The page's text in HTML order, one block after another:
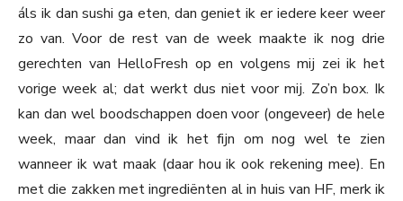
áls ik dan sushi ga eten, dan geniet ik er iedere keer weer
zo van. Voor de rest van de week maakte ik nog drie
gerechten van HelloFresh op en volgens mij zei ik het
vorige week al; dat werkt dus niet voor mij. Zo’n box. Ik
kan dan wel boodschappen doen voor (ongeveer) de hele
week, maar dan vind ik het fijn om nog wel te zien
wanneer ik wat maak (daar hou ik ook rekening mee). En
met die zakken met ingrediënten al in huis van HF, merk ik